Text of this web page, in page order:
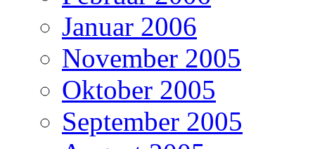
Januar 2006
November 2005
Oktober 2005
September 2005